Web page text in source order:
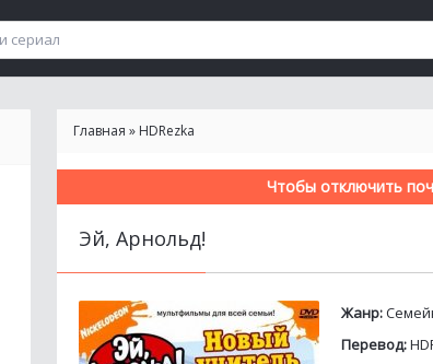
Главная » HDRezka
Чтобы отключить
Эй, Арнольд!
Жанр:
Перевод: